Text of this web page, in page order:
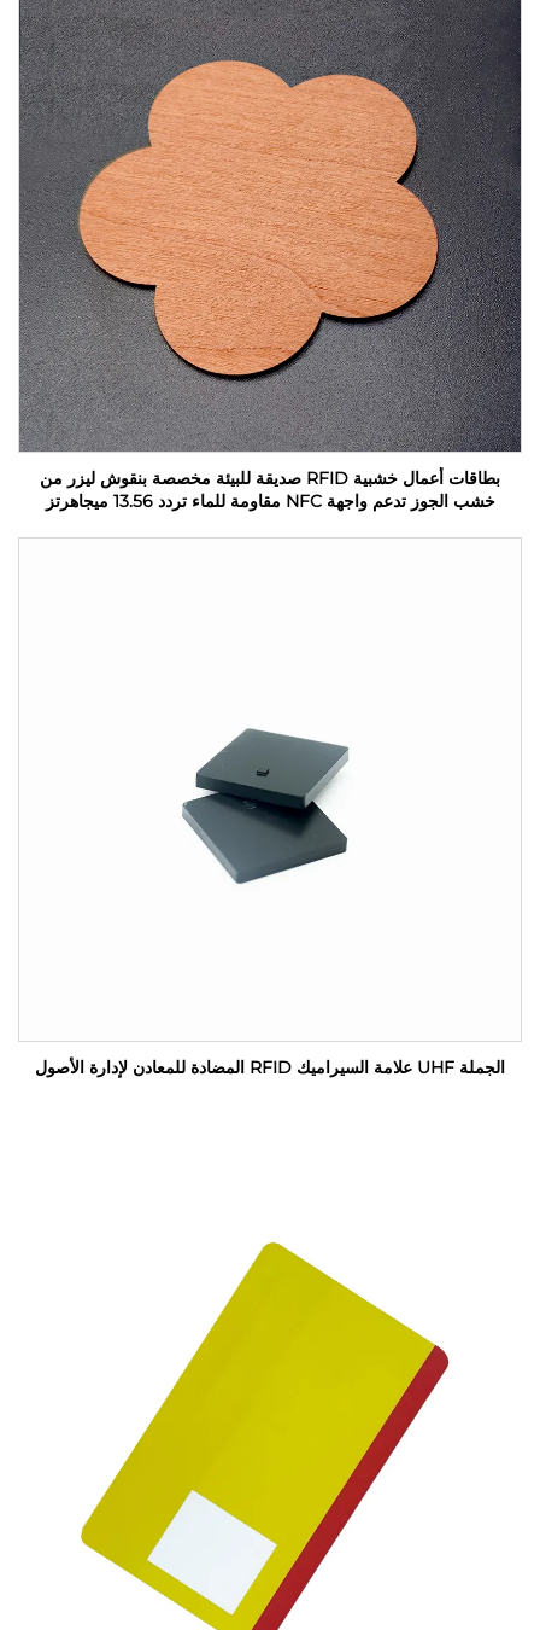
بطاقات أعمال خشبية RFID صديقة للبيئة مخصصة بنقوش ليزر من
خشب الجوز تدعم واجهة NFC مقاومة للماء تردد 13.56 ميجاهرتز
الجملة UHF علامة السيراميك RFID المضادة للمعادن لإدارة الأصول